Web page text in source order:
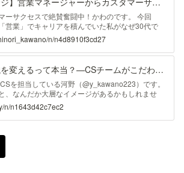
バイク、古着 特技：お酒の席での無礼講 特徴：
だが運動も好き（動けるデブです） -キャリア- 不
ーサクセスで絶賛奮闘中！かわのです。 今回
営業」でキャリアを積んでいた私がなぜ30代で
」にキャリアを変えたのか。その理由を皆さまに
！ 少しだけ長い記事ですが是非皆さまコメント
リアのスタートをなぜ「営業」にしたのか 私の
不動産会社での「営業」でした。 （リフォーム
た時代も実はあります。） 私がなぜキャリアの
選んだんのか。 ここには大きく3つ理由がありま
いて「営業」は必須スキルだと考えたから
n/n4d8910f3cd27
「社内報」が組織を変えるって本当？—CSチームがこだわる【組織開発】のリアル｜ourly（アワリー）公式note
を担当している河野（@y_kawano223）です。
、なんだか大層なイメージがあるかもしれませ
人？」とか「人事コンサルみたいな感じ？」と
すが、正直どれも微妙に違います。 ourlyでは、
クセス（CS）の業務を「組織開発（OD）」と呼
く、そこから組織全体を巻き込みながら文化を変
にしているからです。 この記事では「ourlyって
てるの？」という疑
n/n1643d42c7ec2